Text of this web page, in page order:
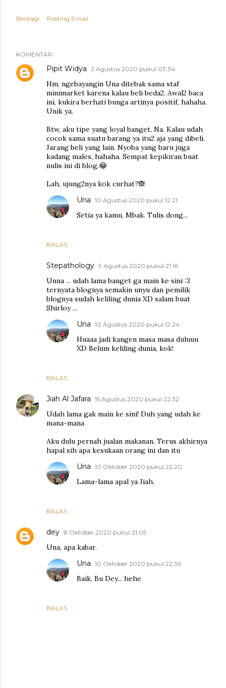
Berbagi Posting Email
KOMENTAR
Pipit Widya 2 Agustus 2020 pukul 03.34
Hm, ngebayangin Una ditebak sama staf
minimarket karena kalau beli beda2. Awal2 baca
ini, kukira berhati bunga artinya positif, hahaha.
Unik ya.
Btw, aku tipe yang loyal banget, Na. Kalau udah
cocok sama suatu barang ya itu2 aja yang dibeli.
Jarang beli yang lain. Nyoba yang baru juga
kadang males, hahaha. Sempat kepikiran buat
nulis ini di blog.😂
Lah, ujung2nya kok curhat?🙈
BALAS
Una 10 Agustus 2020 pukul 12.21
Setia ya kamu, Mbak. Tulis dong...
Stepathology 9 Agustus 2020 pukul 21.16
Unna ... udah lama banget ga main ke sini :3
ternyata blognya semakin unyu dan pemilik
blognya sudah keliling dunia XD salam buat
Shirloy ...
BALAS
Una 10 Agustus 2020 pukul 12.24
Huaaa jadi kangen masa masa duluuu
XD Belum keliling dunia, kok!
Jiah Al Jafara 15 Agustus 2020 pukul 22.32
Udah lama gak main ke sini! Duh yang udah ke
mana-mana
Aku dulu pernah jualan makanan. Terus akhirnya
hapal sih apa kesukaan orang ini dan itu
BALAS
Una 10 Oktober 2020 pukul 22.20
Lama-lama apal ya Jiah.
dey 8 Oktober 2020 pukul 21.05
Una, apa kabar.
BALAS
Una 10 Oktober 2020 pukul 22.36
Baik, Bu Dey... hehe